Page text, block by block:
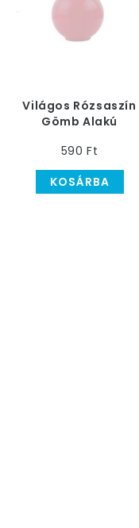
Világos Rózsaszín
Gömb Alakú
os
590 Ft
KOSÁRBA